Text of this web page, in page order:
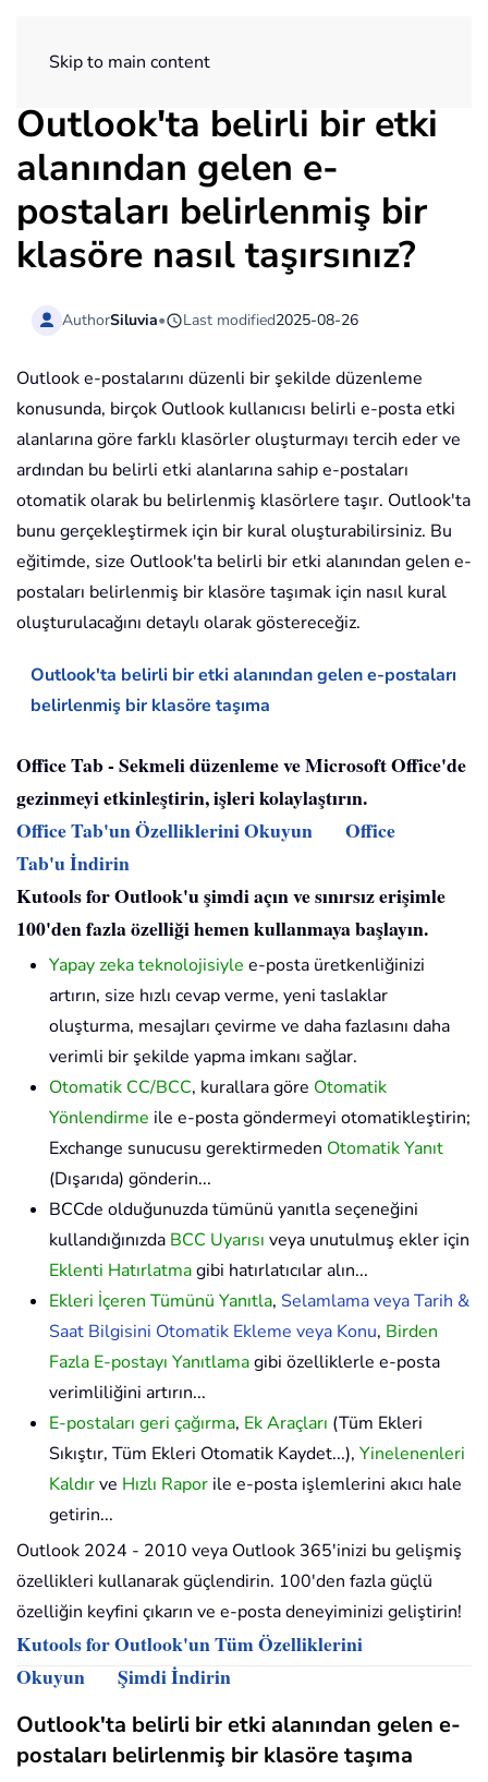
Skip to main content
Outlook'ta belirli bir etki
alanından gelen e-
postaları belirlenmiş bir
klasöre nasıl taşırsınız?
AuthorSiluvia• Last modified2025-08-26
Outlook e-postalarını düzenli bir şekilde düzenleme
konusunda, birçok Outlook kullanıcısı belirli e-posta etki
alanlarına göre farklı klasörler oluşturmayı tercih eder ve
ardından bu belirli etki alanlarına sahip e-postaları
otomatik olarak bu belirlenmiş klasörlere taşır. Outlook'ta
bunu gerçekleştirmek için bir kural oluşturabilirsiniz. Bu
eğitimde, size Outlook'ta belirli bir etki alanından gelen e-
postaları belirlenmiş bir klasöre taşımak için nasıl kural
oluşturulacağını detaylı olarak göstereceğiz.
Outlook'ta belirli bir etki alanından gelen e-postaları
belirlenmiş bir klasöre taşıma
Office Tab - Sekmeli düzenleme ve Microsoft Office'de
gezinmeyi etkinleştirin, işleri kolaylaştırın.
Office Tab'un Özelliklerini Okuyun
Office
Tab'u İndirin
Kutools for Outlook'u şimdi açın ve sınırsız erişimle
100'den fazla özelliği hemen kullanmaya başlayın.
Yapay zeka teknolojisiyle e-posta üretkenliğinizi
artırın, size hızlı cevap verme, yeni taslaklar
oluşturma, mesajları çevirme ve daha fazlasını daha
verimli bir şekilde yapma imkanı sağlar.
Otomatik CC/BCC, kurallara göre Otomatik
Yönlendirme ile e-posta göndermeyi otomatikleştirin;
Exchange sunucusu gerektirmeden Otomatik Yanıt
(Dışarıda) gönderin...
BCCde olduğunuzda tümünü yanıtla seçeneğini
kullandığınızda BCC Uyarısı veya unutulmuş ekler için
Eklenti Hatırlatmagibi hatırlatıcılar alın...
Ekleri İçeren Tümünü Yanıtla, Selamlama veya Tarih &
Saat Bilgisini Otomatik Ekleme veya Konu, Birden
Fazla E-postayı Yanıtlamagibi özelliklerle e-posta
verimliliğini artırın...
E-postaları geri çağırma, Ek Araçları (Tüm Ekleri
Sıkıştır, Tüm Ekleri Otomatik Kaydet...), Yinelenenleri
Kaldırve Hızlı Rapor ile e-posta işlemlerini akıcı hale
getirin...
Outlook 2024 - 2010 veya Outlook 365'inizi bu gelişmiş
özellikleri kullanarak güçlendirin. 100'den fazla güçlü
özelliğin keyfini çıkarın ve e-posta deneyiminizi geliştirin!
Kutools for Outlook'un Tüm Özelliklerini
Okuyun
Şimdi İndirin
Outlook'ta belirli bir etki alanından gelen e-
postaları belirlenmiş bir klasöre taşıma